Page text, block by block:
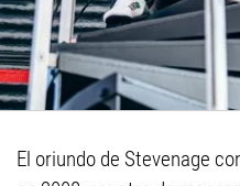
El oriundo de Stevenage